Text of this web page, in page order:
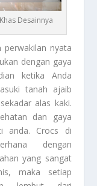
Desainnya
perwakilan nyata
dengan gaya
ketika Anda
tanah ajaib
alas kaki.
dan gaya
anda. Crocs di
dengan
yang sangat
maka setiap